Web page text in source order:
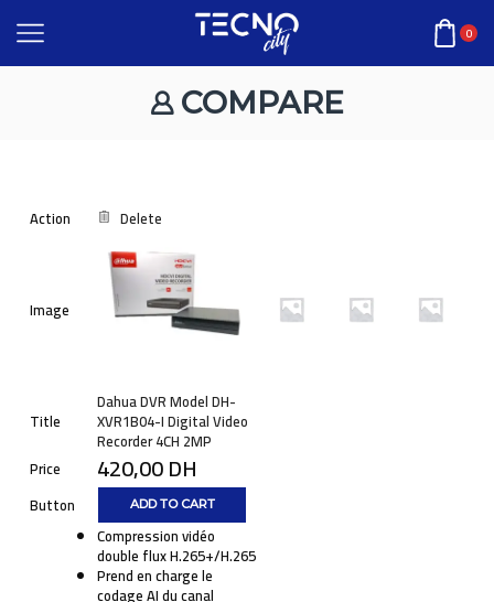
0
COMPARE
Action Delete
Image
Title
Dahua DVR Model DH-
XVR1B04-I Digital Video
Recorder 4CH 2MP
Price
420,00DH
Button ADD TO CART
Compression vidéo
double flux H.265+/H.265
Prend en charge le
codage AI du canal